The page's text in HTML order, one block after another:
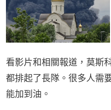
看影片和相關報道，莫斯
都排起了長隊。很多人需
能加到油。